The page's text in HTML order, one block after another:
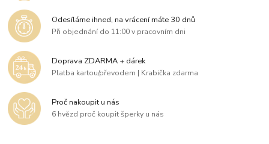
Odesíláme ihned, na vrácení máte 30 dnů
Při objednání do 11:00 v pracovním dni
Doprava ZDARMA + dárek
Platba kartou/převodem | Krabička zdarma
Proč nakoupit u nás
6 hvězd proč koupit šperky u nás